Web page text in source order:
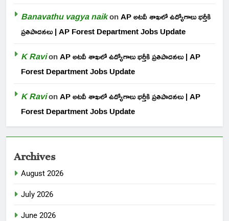
Banavathu vagya naikonAP అటవీ శాఖలో ఉద్యోగాలు భర్తీకి
ప్రతిపాదనలు | AP Forest Department Jobs Update
K RavionAP అటవీ శాఖలో ఉద్యోగాలు భర్తీకి ప్రతిపాదనలు | AP
Forest Department Jobs Update
K RavionAP అటవీ శాఖలో ఉద్యోగాలు భర్తీకి ప్రతిపాదనలు | AP
Forest Department Jobs Update
Archives
August 2026
July 2026
June 2026